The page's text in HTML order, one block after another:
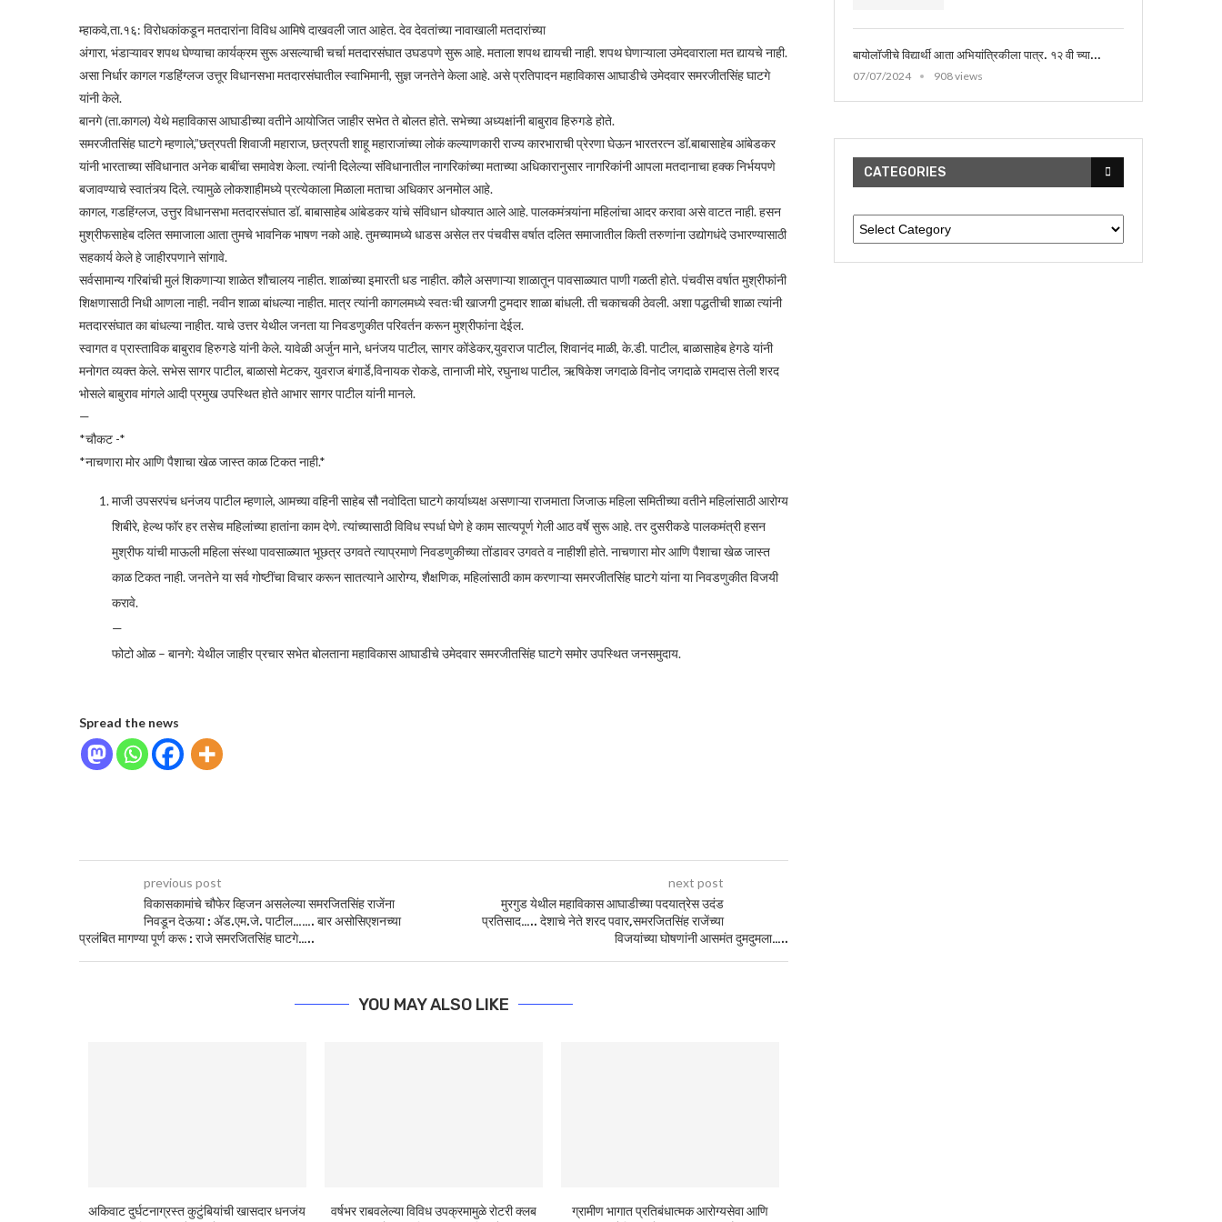
म्हाकवे,ता.१६: विरोधकांकडून मतदारांना विविध आमिषे दाखवली जात आहेत. देव देवतांच्या नावाखाली मतदारांच्या
अंगारा, भंडाऱ्यावर शपथ घेण्याचा कार्यक्रम सुरू असल्याची चर्चा मतदारसंघात उघडपणे सुरू आहे. मताला शपथ द्यायची नाही. शपथ घेणाऱ्याला उमेदवाराला मत द्यायचे नाही.
असा निर्धार कागल गडहिंग्लज उत्तूर विधानसभा मतदारसंघातील स्वाभिमानी, सुज्ञ जनतेने केला आहे. असे प्रतिपादन महाविकास आघाडीचे उमेदवार समरजीतसिंह घाटगे
यांनी केले.
बानगे (ता.कागल) येथे महाविकास आघाडीच्या वतीने आयोजित जाहीर सभेत ते बोलत होते. सभेच्या अध्यक्षांनी बाबुराव हिरुगडे होते.
समरजीतसिंह घाटगे म्हणाले,”छत्रपती शिवाजी महाराज, छत्रपती शाहू महाराजांच्या लोकं कल्याणकारी राज्य कारभाराची प्रेरणा घेऊन भारतरत्न डॉ.बाबासाहेब आंबेडकर
यांनी भारताच्या संविधानात अनेक बाबींचा समावेश केला. त्यांनी दिलेल्या संविधानातील नागरिकांच्या मताच्या अधिकारानुसार नागरिकांनी आपला मतदानाचा हक्क निर्भयपणे
बजावण्याचे स्वातंत्र्य दिले. त्यामुळे लोकशाहीमध्ये प्रत्येकाला मिळाला मताचा अधिकार अनमोल आहे.
कागल, गडहिंग्लज, उत्तुर विधानसभा मतदारसंघात डॉ. बाबासाहेब आंबेडकर यांचे संविधान धोक्यात आले आहे. पालकमंत्र्यांना महिलांचा आदर करावा असे वाटत नाही. हसन
मुश्रीफसाहेब दलित समाजाला आता तुमचे भावनिक भाषण नको आहे. तुमच्यामध्ये धाडस असेल तर पंचवीस वर्षात दलित समाजातील किती तरुणांना उद्योगधंदे उभारण्यासाठी
सहकार्य केले हे जाहीरपणाने सांगावे.
सर्वसामान्य गरिबांची मुलं शिकणाऱ्या शाळेत शौचालय नाहीत. शाळांच्या इमारती धड नाहीत. कौले असणाऱ्या शाळातून पावसाळ्यात पाणी गळती होते. पंचवीस वर्षात मुश्रीफांनी
शिक्षणासाठी निधी आणला नाही. नवीन शाळा बांधल्या नाहीत. मात्र त्यांनी कागलमध्ये स्वतःची खाजगी टुमदार शाळा बांधली. ती चकाचकी ठेवली. अशा पद्धतीची शाळा त्यांनी
मतदारसंघात का बांधल्या नाहीत. याचे उत्तर येथील जनता या निवडणुकीत परिवर्तन करून मुश्रीफांना देईल.
स्वागत व प्रास्ताविक बाबुराव हिरुगडे यांनी केले. यावेळी अर्जुन माने, धनंजय पाटील, सागर कोंडेकर,युवराज पाटील, शिवानंद माळी, के.डी. पाटील, बाळासाहेब हेगडे यांनी
मनोगत व्यक्त केले. सभेस सागर पाटील, बाळासो मेटकर, युवराज बंगार्डे,विनायक रोकडे, तानाजी मोरे, रघुनाथ पाटील, ऋषिकेश जगदाळे विनोद जगदाळे रामदास तेली शरद
भोसले बाबुराव मांगले आदी प्रमुख उपस्थित होते आभार सागर पाटील यांनी मानले.
—
*चौकट -*
*नाचणारा मोर आणि पैशाचा खेळ जास्त काळ टिकत नाही.*
माजी उपसरपंच धनंजय पाटील म्हणाले, आमच्या वहिनी साहेब सौ नवोदिता घाटगे कार्याध्यक्ष असणाऱ्या राजमाता जिजाऊ महिला समितीच्या वतीने महिलांसाठी आरोग्य
शिबीरे, हेल्थ फॉर हर तसेच महिलांच्या हातांना काम देणे. त्यांच्यासाठी विविध स्पर्धा घेणे हे काम सात्यपूर्ण गेली आठ वर्षे सुरू आहे. तर दुसरीकडे पालकमंत्री हसन
मुश्रीफ यांची माऊली महिला संस्था पावसाळ्यात भूछत्र उगवते त्याप्रमाणे निवडणुकीच्या तोंडावर उगवते व नाहीशी होते. नाचणारा मोर आणि पैशाचा खेळ जास्त
काळ टिकत नाही. जनतेने या सर्व गोष्टींचा विचार करून सातत्याने आरोग्य, शैक्षणिक, महिलांसाठी काम करणाऱ्या समरजीतसिंह घाटगे यांना या निवडणुकीत विजयी
करावे.
—
फोटो ओळ – बानगे: येथील जाहीर प्रचार सभेत बोलताना महाविकास आघाडीचे उमेदवार समरजीतसिंह घाटगे समोर उपस्थित जनसमुदाय.
Spread the news
previous post
विकासकामांचे चौफेर व्हिजन असलेल्या समरजितसिंह राजेंना
निवडून देऊया : ॲड.एम.जे. पाटील……. बार असोसिएशनच्या
प्रलंबित मागण्या पूर्ण करू : राजे समरजितसिंह घाटगे…..
next post
मुरगुड येथील महाविकास आघाडीच्या पदयात्रेस उदंड
प्रतिसाद….. देशाचे नेते शरद पवार,समरजितसिंह राजेंच्या
विजयांच्या घोषणांनी आसमंत दुमदुमला…..
YOU MAY ALSO LIKE
अकिवाट दुर्घटनाग्रस्त कुटुंबियांची खासदार धनजंय
वर्षभर राबवलेल्या विविध उपक्रमामुळे रोटरी क्लब
ग्रामीण भागात प्रतिबंधात्मक आरोग्यसेवा आणि
बायोलॉजीचे विद्यार्थी आता अभियांत्रिकीला पात्र. १२ वी च्या...
07/07/2024
908 views
CATEGORIES